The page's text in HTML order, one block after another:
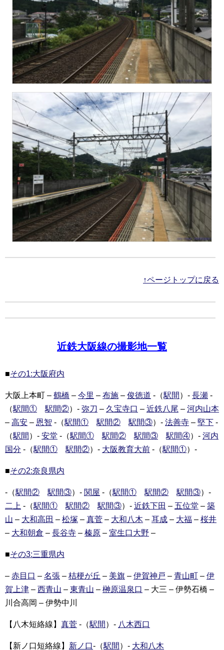
↑ページトップに戻る
近鉄大阪線の撮影地一覧
■その1:大阪府内
大阪上本町 – 鶴橋 – 今里 – 布施 – 俊徳道 -（駅間 ）- 長瀬 -
（駅間① 駅間②）- 弥刀 – 久宝寺口 – 近鉄八尾 – 河内山本
– 高安 – 恩智 -（駅間① 駅間② 駅間③）- 法善寺 – 堅下 -
（駅間 ）- 安堂 -（駅間① 駅間② 駅間③ 駅間④）- 河内
国分 -（駅間① 駅間②）- 大阪教育大前 -（駅間①）-
■その2:奈良県内
-（駅間② 駅間③）- 関屋 -（駅間① 駅間② 駅間③）-
二上 -（駅間① 駅間② 駅間③）- 近鉄下田 – 五位堂 – 築
山 – 大和高田 – 松塚 – 真菅 – 大和八木 – 耳成 – 大福 – 桜井
– 大和朝倉 – 長谷寺 – 榛原 – 室生口大野 –
■その3:三重県内
– 赤目口 – 名張 – 桔梗が丘 – 美旗 – 伊賀神戸 – 青山町 – 伊
賀上津 – 西青山 – 東青山 – 榊原温泉口 – 大三 – 伊勢石橋 –
川合高岡 – 伊勢中川
【八木短絡線】 真菅 -（駅間 ）- 八木西口
【新ノ口短絡線】 新ノ口-（駅間 ）- 大和八木